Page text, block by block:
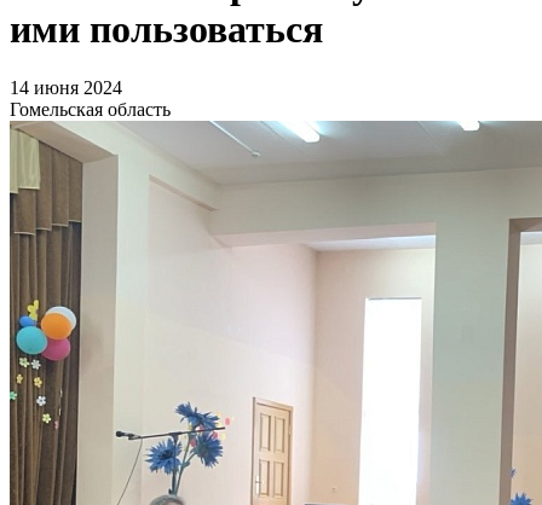
ими пользоваться
14 июня 2024
Гомельская область